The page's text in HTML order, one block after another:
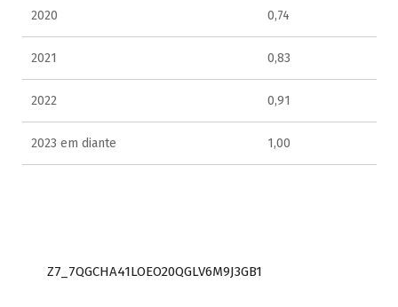
2020 0,74
2021 0,83
2022 0,91
2023 em diante 1,00
Z7_7QGCHA41LOEO20QGLV6M9J3GB1